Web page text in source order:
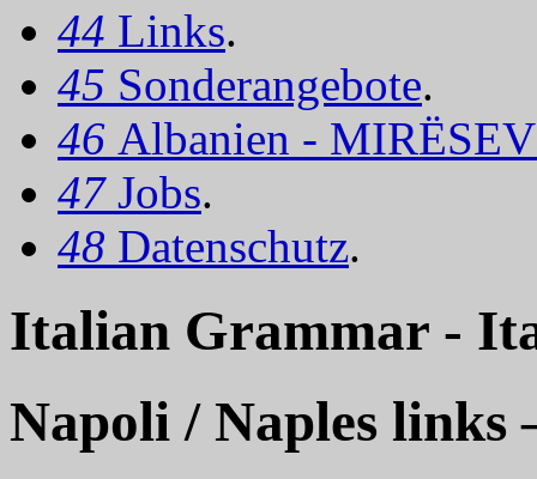
44 Links.
45 Sonderangebote.
46 Albanien -
47 Jobs.
48 Datenschutz.
Italian Grammar -
Napoli / Naples links